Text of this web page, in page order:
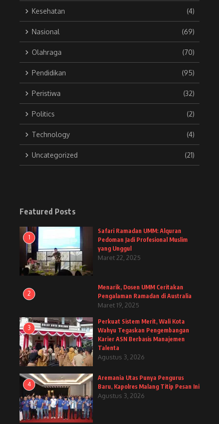
Kesehatan (4)
Nasional (69)
Olahraga (70)
Pendidikan (95)
Peristiwa (32)
Politics (2)
Technology (4)
Uncategorized (21)
Featured Posts
1
Safari Ramadan UMM: Alquran
Pedoman Jadi Profesional Muslim
yang Unggul
Maret 22, 2025
2
Menarik, Dosen UMM Ceritakan
Pengalaman Ramadan di Australia
Maret 19, 2025
3
Perkuat Sistem Merit, Wali Kota
Wahyu Tegaskan Pengembangan
Karier ASN Berbasis Manajemen
Talenta
Agustus 3, 2026
4
Aremania Utas Punya Pengurus
Baru, Kapolres Malang Titip Pesan Ini
Agustus 3, 2026